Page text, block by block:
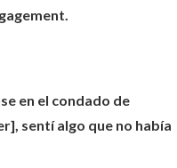
en el condado de
sentí algo que no había